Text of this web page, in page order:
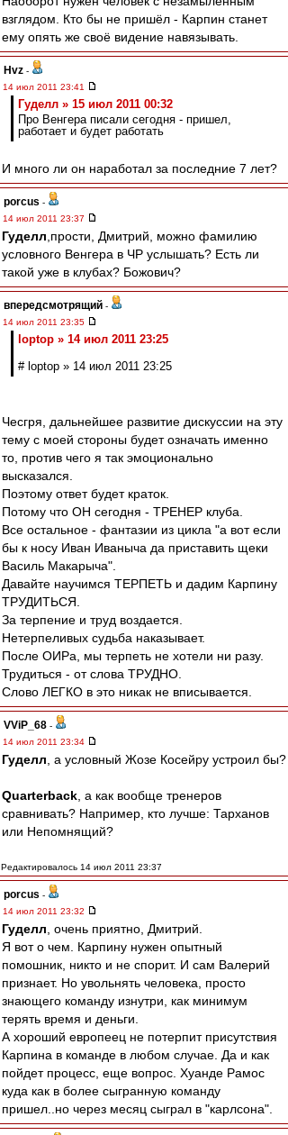
взглядом. Кто бы не пришёл - Карпин станет
ему опять же своё видение навязывать.
Hvz -
14 июл 2011 23:41
Гуделл » 15 июл 2011 00:32
Про Венгера писали сегодня - пришел,
работает и будет работать
И много ли он наработал за последние 7 лет?
porcus -
14 июл 2011 23:37
Гуделл ,прости, Дмитрий, можно фамилию
условного Венгера в ЧР услышать? Есть ли
такой уже в клубах? Божович?
впередсмотрящий -
14 июл 2011 23:35
loptop » 14 июл 2011 23:25
# loptop » 14 июл 2011 23:25
Чесгря, дальнейшее развитие дискуссии на эту
тему с моей стороны будет означать именно
то, против чего я так эмоционально
высказался.
Поэтому ответ будет краток.
Потому что ОН сегодня - ТРЕНЕР клуба.
Все остальное - фантазии из цикла "а вот если
бы к носу Иван Иваныча да приставить щеки
Василь Макарыча".
Давайте научимся ТЕРПЕТЬ и дадим Карпину
ТРУДИТЬСЯ.
За терпение и труд воздается.
Нетерпеливых судьба наказывает.
После ОИРа, мы терпеть не хотели ни разу.
Трудиться - от слова ТРУДНО.
Слово ЛЕГКО в это никак не вписывается.
VViP_68 -
14 июл 2011 23:34
Гуделл , а условный Жозе Косейру устроил бы?
Quarterback , а как вообще тренеров
сравнивать? Например, кто лучше: Тарханов
или Непомнящий?
Редактировалось 14 июл 2011 23:37
porcus -
14 июл 2011 23:32
Гуделл , очень приятно, Дмитрий.
Я вот о чем. Карпину нужен опытный
помошник, никто и не спорит. И сам Валерий
признает. Но увольнять человека, просто
знающего команду изнутри, как минимум
терять время и деньги.
А хороший европеец не потерпит присутствия
Карпина в команде в любом случае. Да и как
пойдет процесс, еще вопрос. Хуанде Рамос
куда как в более сыгранную команду
пришел..но через месяц сыграл в "карлсона".